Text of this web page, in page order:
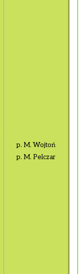
p. M. Woj­toń
p. M. Pel­czar